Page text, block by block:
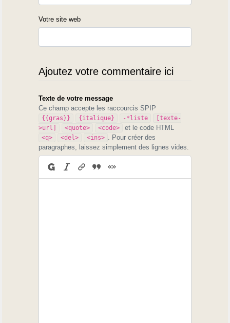
Votre site web
Ajoutez votre commentaire ici
Texte de votre message
Ce champ accepte les raccourcis SPIP
{{gras}} {italique} -*liste
[texte-
>url]
<quote> <code> et le code HTML
<q> <del> <ins>
. Pour créer des
paragraphes, laissez simplement des lignes vides.